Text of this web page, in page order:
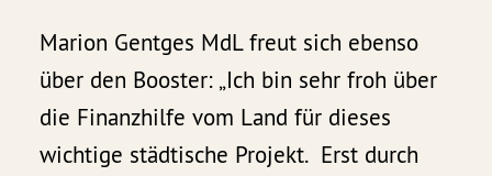
Marion Gentges MdL freut sich ebenso
über den Booster: „Ich bin sehr froh über
die Finanzhilfe vom Land für dieses
wichtige städtische Projekt. Erst durch